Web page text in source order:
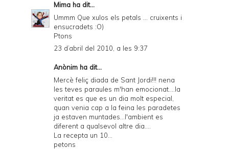
Mima ha dit...
Ummm Que xulos els petals ... cruixents i
ensucradets :O)
Ptons
23 d’abril del 2010, a les 9:37
Anònim ha dit...
Mercè feliç diada de Sant Jordi!!! nena
les teves paraules m'han emocionat....la
veritat es que es un dia molt especial,
quan venia cap a la feina les paradetes
ja estaven muntades...l'ambient es
diferent a qualsevol altre dia....
La recepta un 10...
petons